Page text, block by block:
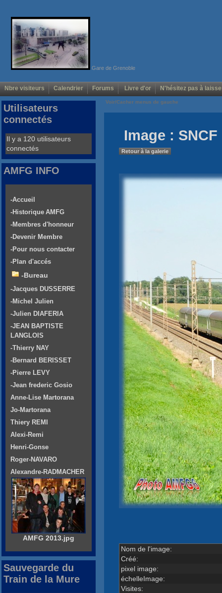
Gare de Grenoble
Nbre visiteurs Calendrier Forums Livre d'or N'hésitez pas à
Voir/Cacher menus de gauche
Image :
Retour à la galerie
Nom de l'image:
Créé:
pixel image:
échelleImage:
Visites:
Utilisateurs
connectés
Il y a 120 utilisateurs
connectés
AMFG INFO
-Accueil
-Historique AMFG
-Membres d'honneur
-Devenir Membre
-Pour nous contacter
-Plan d'accés
-Bureau
-Jacques DUSSERRE
-Michel Julien
-Julien DIAFERIA
-JEAN BAPTISTE
LANGLOIS
-Thierry NAY
-Bernard BERISSET
-Pierre LEVY
-Jean frederic Gosio
Anne-Lise Martorana
Jo-Martorana
Thiery REMI
Alexi-Remi
Henri-Gonse
Roger-NAVARO
Alexandre-RADMACHER
AMFG 2013.jpg
Sauvegarde du
Train de la Mure